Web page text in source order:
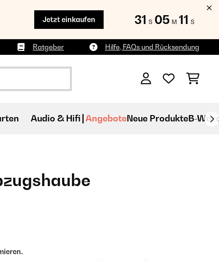
Jetzt einkaufen 31 S 05 M 10 S
Ratgeber Hilfe, FAQs und Rücksendung
Audio & Hifi AngeboteNeue ProdukteB-